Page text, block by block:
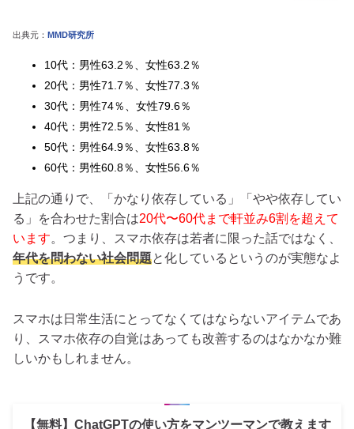
出典元： MMD研究所
10代：男性63.2％、女性63.2％
20代：男性71.7％、女性77.3％
30代：男性74％、女性79.6％
40代：男性72.5％、女性81％
50代：男性64.9％、女性63.8％
60代：男性60.8％、女性56.6％
上記の通りで、「かなり依存している」「やや依存してい
る」を合わせた割合は20代〜60代まで軒並み6割を超えて
います。つまり、スマホ依存は若者に限った話ではなく、
年代を問わない社会問題と化しているというのが実態なよ
うです。
スマホは日常生活にとってなくてはならないアイテムであ
り、スマホ依存の自覚はあっても改善するのはなかなか難
しいかもしれません。
【無料】ChatGPTの使い方をマンツーマンで教えます